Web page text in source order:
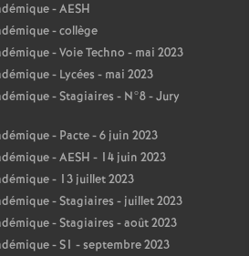
- AESH
- collège
- Voie Techno - mai 2023
- Lycées - mai 2023
- Stagiaires - N°8 - Jury
- Pacte - 6 juin 2023
- AESH - 14 juin 2023
- 13 juillet 2023
- Stagiaires - juillet 2023
- Stagiaires - août 2023
- S1 - septembre 2023